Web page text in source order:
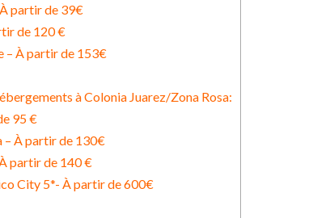
partir de 39€
de 120 €
– À partir de 153€
à Colonia Juarez/Zona Rosa:
95 €
À partir de 130€
partir de 140 €
City 5*- À partir de 600€